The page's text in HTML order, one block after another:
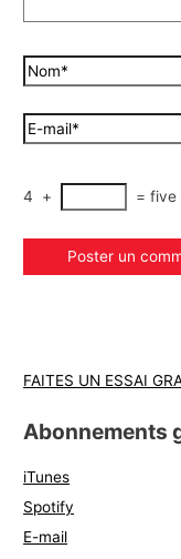
4 + = five
FAITES UN ESSAI
Abonnements
iTunes
Spotify
E-mail